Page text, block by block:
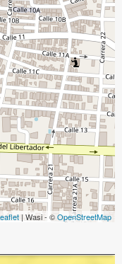
| Wasi - ©OpenStreetMap